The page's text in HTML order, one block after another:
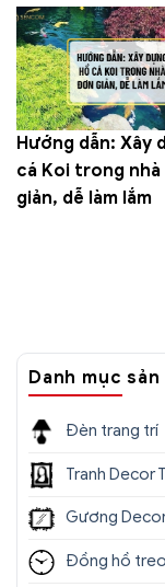
Hướng dẫn: Xây
cá Koi trong nhà
giản, dễ làm lắm
Danh mục sản
Đèn trang trí
Tranh Decor
Gương
Đồng hồ